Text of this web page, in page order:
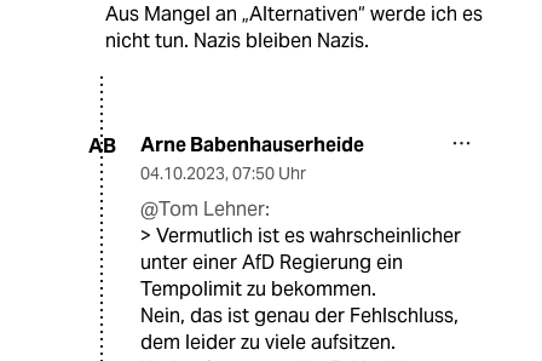
Aus Mangel an „Alternativen“ werde ich es
nicht tun. Nazis bleiben Nazis.
AB Arne Babenhauserheide
04.10.2023, 07:50 Uhr
@Tom Lehner:
> Vermutlich ist es wahrscheinlicher
unter einer AfD Regierung ein
Tempolimit zu bekommen.
Nein, das ist genau der Fehlschluss,
dem leider zu viele aufsitzen.